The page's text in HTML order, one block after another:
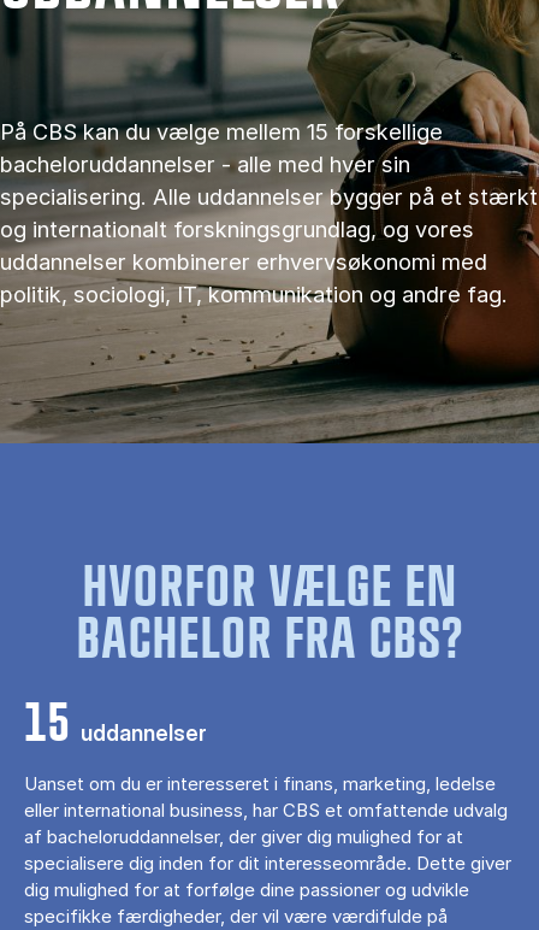
På CBS kan du vælge mellem 15 forskellige
bacheloruddannelser - alle med hver sin
specialisering. Alle uddannelser bygger på et stærkt
og internationalt forskningsgrundlag, og vores
uddannelser kombinerer erhvervsøkonomi med
politik, sociologi, IT, kommunikation og andre fag.
HVORFOR VÆLGE EN
BACHELOR FRA CBS?
15 uddannelser
Uanset om du er interesseret i finans, marketing, ledelse
eller international business, har CBS et omfattende udvalg
af bacheloruddannelser, der giver dig mulighed for at
specialisere dig inden for dit interesseområde. Dette giver
dig mulighed for at forfølge dine passioner og udvikle
specifikke færdigheder, der vil være værdifulde på